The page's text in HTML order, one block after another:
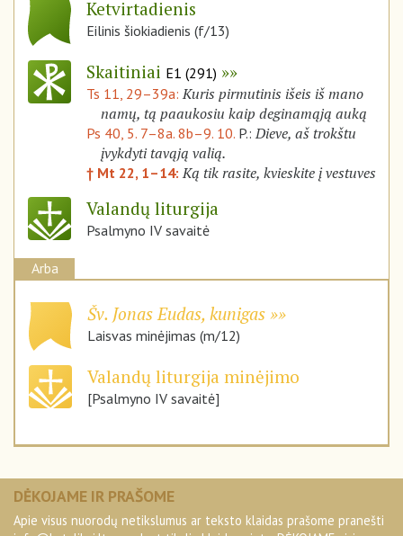
Ketvirtadienis
Eilinis šiokiadienis (f/13)
Skaitiniai E1 (291)
Ts 11, 29–39a:Kuris pirmutinis išeis iš mano
namų, tą paaukosiu kaip deginamąją auką
Ps 40, 5. 7–8a. 8b–9. 10. P.:Dieve, aš trokštu
įvykdyti tavąją valią.
† Mt 22, 1–14:Ką tik rasite, kvieskite į vestuves
Valandų liturgija
Psalmyno IV savaitė
Arba
Šv. Jonas Eudas, kunigas
Laisvas minėjimas (m/12)
Valandų liturgija minėjimo
[Psalmyno IV savaitė]
DĖKOJAME IR PRAŠOME
Apie visus nuorodų netikslumus ar teksto klaidas prašome pranešti